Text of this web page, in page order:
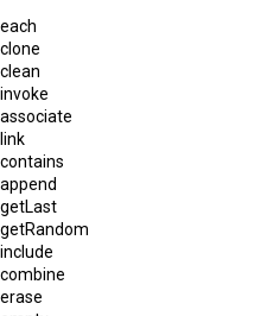
each
clone
clean
invoke
associate
link
contains
append
getLast
getRandom
include
combine
erase